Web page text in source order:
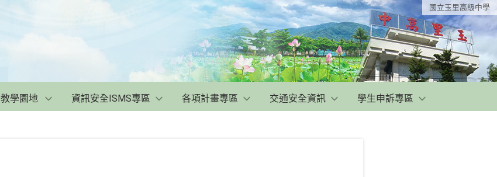
國立玉里高級中學
教學園地 資訊安全ISMS專區 各項計畫專區 交通安全資訊 學生申訴專區